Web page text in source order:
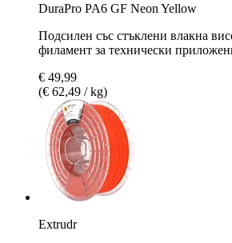
DuraPro PA6 GF Neon Yellow
Подсилен със стъклени влакна
филамент за технически
€ 49,99
(€ 62,49 / kg)
Extrudr